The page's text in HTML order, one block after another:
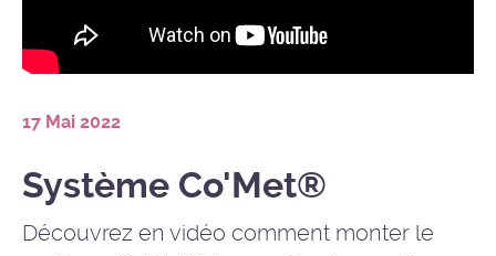
17 Mai 2022
Système Co'Met®
Découvrez en vidéo comment monter le